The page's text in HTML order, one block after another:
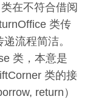
在不符合借阅
类传
流程简洁。
类，本意是
类的接
return）